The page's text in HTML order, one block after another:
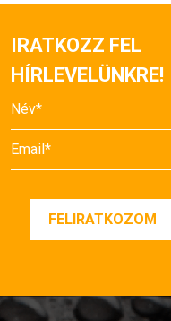
IRATKOZZ FEL
HÍRLEVELÜNKRE!